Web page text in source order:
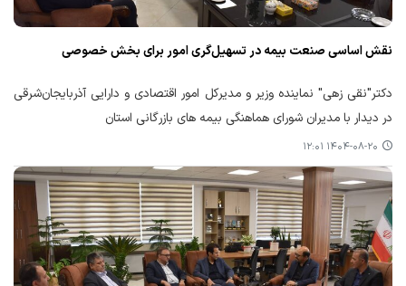
نقش اساسی صنعت بیمه در تسهیل‌گری امور برای بخش خصوصی
دکتر"نقی زهی" نماینده وزیر و مدیرکل امور اقتصادی و دارایی آذربایجان‌شرقی
در دیدار با مدیران شورای هماهنگی بیمه های بازرگانی استان
۱۴۰۴-۰۸-۲۰ ۱۲:۰۱